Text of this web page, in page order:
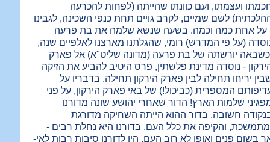
ועצמתו, ועם כוונתו שהייתה (לפחות להכרעה
לשם שמיים, לקרב גויים תחת כנפי השכינה, לגבינו
על אחת כמה וכמה. בשעה שנשא שלמה את בת פרעה
(על פי המדרש) רומי, שהגלתנו מארצנו לאלפיים שנה,
יורשתה של בת פרעה (מדונה שליט"א) אל פארק
- נוסדה מדינת פלשתין, פרס היטיב להביע את הזיקה
יריחו תחילה לבין פארק הירקון תחילה. בדבריו על
המספרית (כביכול!) של באי פארק הירקון, על פני
שלמות הארץ! הדור שאחרי יהושע שונה מדורנו
חשובה. בדור ההוא הייתה השחיקה מדורגת
והקיפה את כלל העם. בדורנו היא נחלת רבים -
בשום פנים ואופן לא רוב העם. היו לדורנו סיבות רבות לאי-